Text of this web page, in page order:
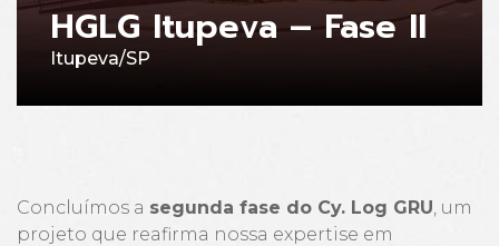
HGLG Itupeva – Fase II
Itupeva/SP
Concluímos a segunda fase do Cy. Log GRU, um
projeto que reafirma nossa expertise em